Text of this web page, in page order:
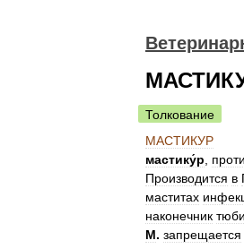
Толкование
МАСТИКУР
мастику́р
Производится в
маститах
наконечник
М. запрещается